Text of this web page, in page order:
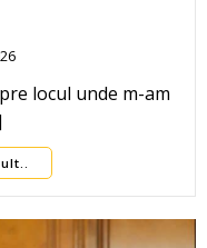
locul unde m-am